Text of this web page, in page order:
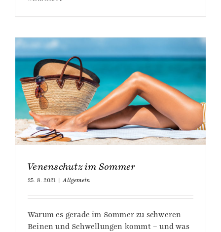
Venenschutz im Sommer
25. 8. 2021 Allgemein
Warum es gerade im Sommer zu schweren
Beinen und Schwellungen kommt – und was